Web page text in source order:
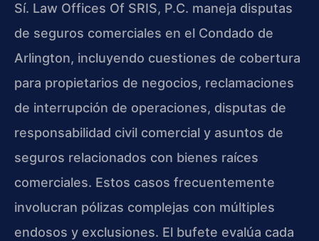
Sí. Law Offices Of SRIS, P.C. maneja disputas
de seguros comerciales en el Condado de
Arlington, incluyendo cuestiones de cobertura
para propietarios de negocios, reclamaciones
de interrupción de operaciones, disputas de
responsabilidad civil comercial y asuntos de
seguros relacionados con bienes raíces
comerciales. Estos casos frecuentemente
involucran pólizas complejas con múltiples
endosos y exclusiones. El bufete evalúa cada